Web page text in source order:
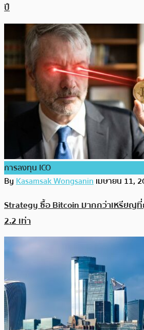
ปี
การลงทุน ICO
ByKasamsak Wongsaninเมษายน 11,
Strategy ซื้อ Bitcoin มากกว่าเหรียญ
2.2 เท่า